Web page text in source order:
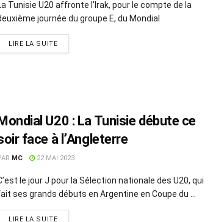
Tunisie U20 affronte l'Irak, pour le compte de la
journée du groupe E, du Mondial
LIRE LA SUITE
U20 : La Tunisie débute ce
face à l’Angleterre
MC 22 MAI 2023
le jour J pour la Sélection nationale des U20, qui
ses grands débuts en Argentine en Coupe du ...
LIRE LA SUITE